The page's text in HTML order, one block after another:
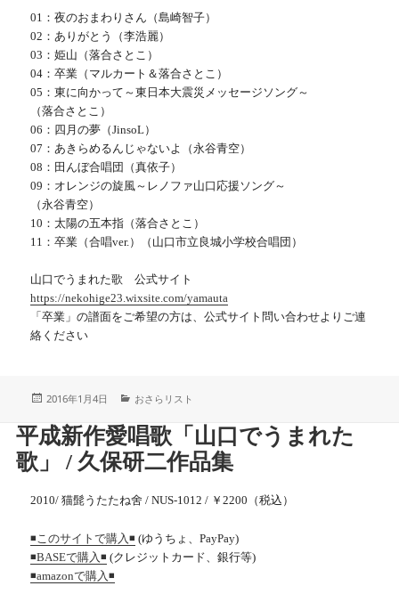
01：夜のおまわりさん（島崎智子）
02：ありがとう（李浩麗）
03：姫山（落合さとこ）
04：卒業（マルカート＆落合さとこ）
05：東に向かって～東日本大震災メッセージソング～
（落合さとこ）
06：四月の夢（JinsoL）
07：あきらめるんじゃないよ（永谷青空）
08：田んぼ合唱団（真依子）
09：オレンジの旋風～レノファ山口応援ソング～
（永谷青空）
10：太陽の五本指（落合さとこ）
11：卒業（合唱ver.）（山口市立良城小学校合唱団）
山口でうまれた歌 公式サイト
https://nekohige23.wixsite.com/yamauta
「卒業」の譜面をご希望の方は、公式サイト問い合わせよりご連
絡ください
投
日:
2016年1月4日
カ
ゴ
リ
ー
おさらリスト
平成新作愛唱歌「山口でうまれた
歌」 / 久保研二作品集
2010/ 猫髭うたたね舍 / NUS-1012 / ￥2200（税込）
◾️このサイトで購入◾️ (ゆうちょ、PayPay)
◾️BASEで購入◾️ (クレジットカード、銀行等)
◾️amazonで購入◾️